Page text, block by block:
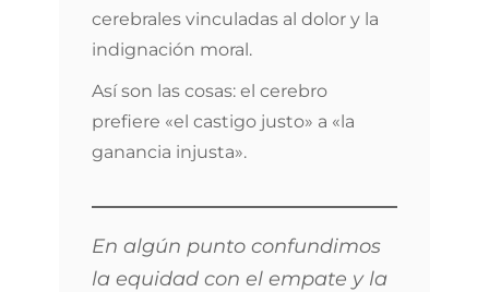
cerebrales vinculadas al dolor y la
indignación moral.
Así son las cosas: el cerebro
prefiere «el castigo justo» a «la
ganancia injusta».
En algún punto confundimos
la equidad con el empate y la